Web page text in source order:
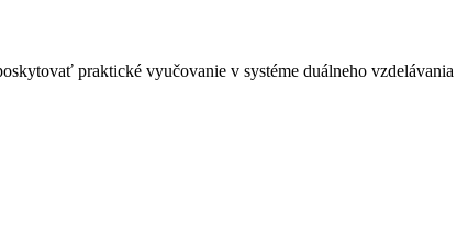
praktické vyučovanie v systéme duálneho vzdelávania